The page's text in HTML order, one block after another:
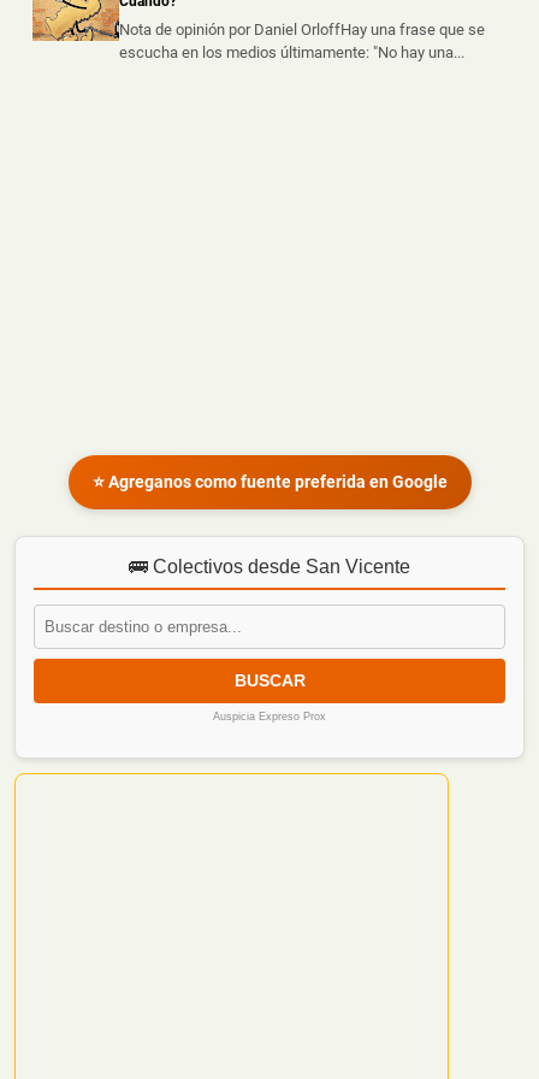
Nota de opinión por Daniel OrloffHay una frase que se
escucha en los medios últimamente: "No hay una...
⭐ Agreganos como fuente preferida en Google
🚌 Colectivos desde San Vicente
BUSCAR
Auspicia Expreso Prox